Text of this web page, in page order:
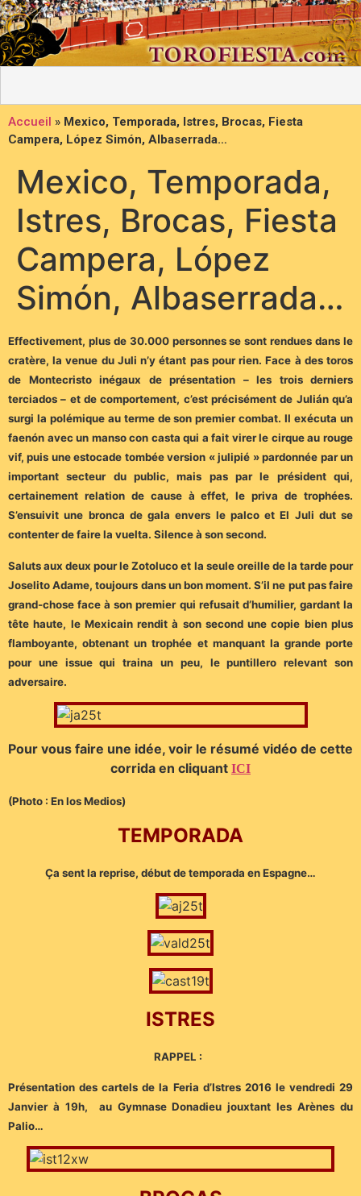
Accueil » Mexico, Temporada, Istres, Brocas, Fiesta
Campera, López Simón, Albaserrada…
Mexico, Temporada,
Istres, Brocas, Fiesta
Campera, López
Simón, Albaserrada…
Effectivement, plus de 30.000 personnes se sont rendues dans le
cratère, la venue du Juli n’y étant pas pour rien. Face à des toros
de Montecristo inégaux de présentation – les trois derniers
terciados – et de comportement, c’est précisément de Julián qu’a
surgi la polémique au terme de son premier combat. Il exécuta un
faenón avec un manso con casta qui a fait virer le cirque au rouge
vif, puis une estocade tombée version « julipié » pardonnée par un
important secteur du public, mais pas par le président qui,
certainement relation de cause à effet, le priva de trophées.
S’ensuivit une bronca de gala envers le palco et El Juli dut se
contenter de faire la vuelta. Silence à son second.
Saluts aux deux pour le Zotoluco et la seule oreille de la tarde pour
Joselito Adame, toujours dans un bon moment. S’il ne put pas faire
grand-chose face à son premier qui refusait d’humilier, gardant la
tête haute, le Mexicain rendit à son second une copie bien plus
flamboyante, obtenant un trophée et manquant la grande porte
pour une issue qui traina un peu, le puntillero relevant son
adversaire.
Pour vous faire une idée, voir le résumé vidéo de cette
corrida en cliquant ICI
(Photo : En los Medios)
TEMPORADA
Ça sent la reprise, début de temporada en Espagne…
ISTRES
RAPPEL :
Présentation des cartels de la Feria d’Istres 2016 le vendredi 29
Janvier à 19h, au Gymnase Donadieu jouxtant les Arènes du
Palio…